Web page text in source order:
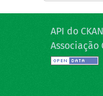
API do CKAN
Associação